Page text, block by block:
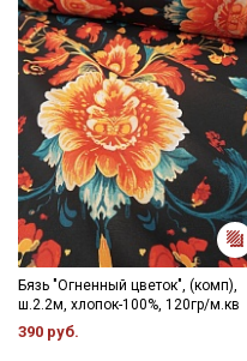
Бязь "Огненный цветок", (комп),
ш.2.2м, хлопок-100%, 120гр/м.кв
390 руб.
ДаюСогласие на
информационных